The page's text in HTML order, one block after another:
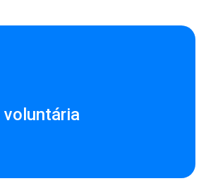
voluntária